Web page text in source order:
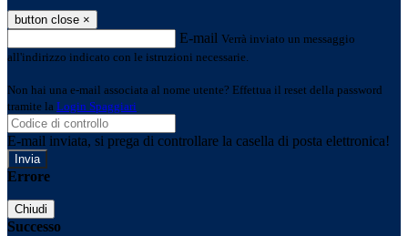
button close ×
E-mail Verrà inviato un messaggio
all'indirizzo indicato con le istruzioni necessarie.
Non hai una e-mail associata al nome utente? Effettua il reset della password
tramite la Login Spaggiari
E-mail inviata, si prega di controllare la casella di posta elettronica!
Errore
Chiudi
Successo